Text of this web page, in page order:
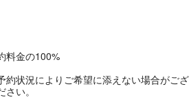
料金の100%
約状況によりご希望に添えない場合がござ
い。